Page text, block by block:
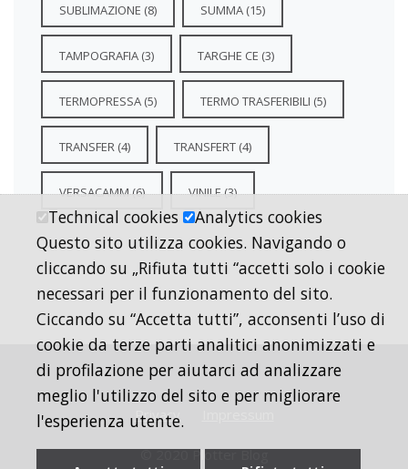
Technical cookies
Analytics cookies
Questo sito utilizza cookies. Navigando o
cliccando su „Rifiuta tutti “accetti solo i cookie
necessari per il funzionamento del sito.
Ciccando su “Accetta tutti”, acconsenti l’uso di
cookie da terze parti analitici anonimizzati e
di profilazione per aiutarci ad analizzare
meglio l'utilizzo del sito e per migliorare
l'esperienza utente.
SUBLIMAZIONE (8) SUMMA (15)
TAMPOGRAFIA (3) TARGHE CE (3)
TERMOPRESSA (5) TERMO TRASFERIBILI (5)
TRANSFER (4) TRANSFERT (4)
VERSACAMM(6) VINILE(3)
Privacy
© 2020 Plotter Blog